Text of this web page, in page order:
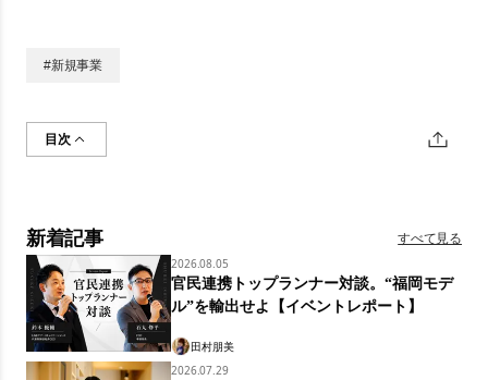
#新規事業
目次
新着記事 すべて見る
2026.08.05
官民連携トップランナー対談。“福岡モデ
ル”を輸出せよ【イベントレポート】
田村朋美
2026.07.29